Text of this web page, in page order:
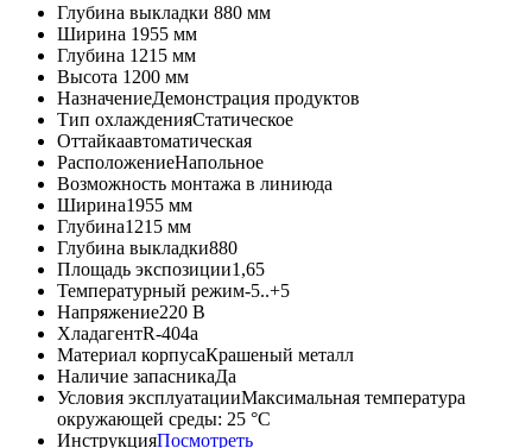
Глубина выкладки 880 мм
Ширина 1955 мм
Глубина 1215 мм
Высота 1200 мм
НазначениеДемонстрация продуктов
Тип охлажденияСтатическое
Оттайкаавтоматическая
РасположениеНапольное
Возможность монтажа в линиюда
Ширина1955 мм
Глубина1215 мм
Глубина выкладки880
Площадь экспозиции1,65
Температурный режим-5..+5
Напряжение220 В
ХладагентR-404a
Материал корпусаКрашеный металл
Наличие запасникаДа
Условия эксплуатацииМаксимальная температура
окружающей среды: 25 °С
ИнструкцияПосмотреть